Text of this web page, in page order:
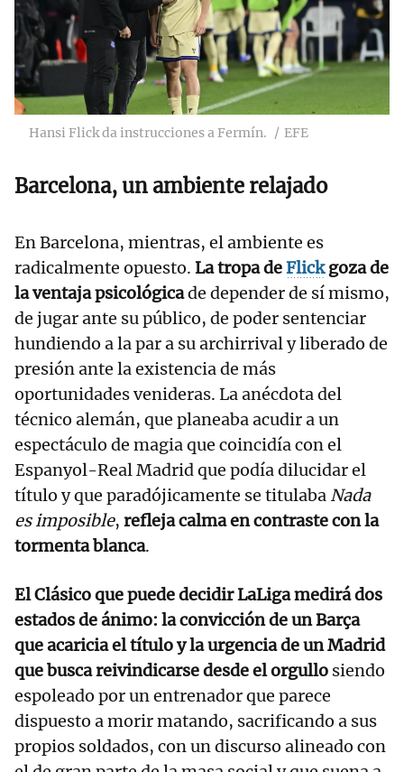
Hansi Flick da instrucciones a Fermín. EFE
Barcelona, un ambiente relajado
En Barcelona, mientras, el ambiente es
radicalmente opuesto. La tropa deFlickgoza de
la ventaja psicológicade depender de sí mismo,
de jugar ante su público, de poder sentenciar
hundiendo a la par a su archirrival y liberado de
presión ante la existencia de más
oportunidades venideras. La anécdota del
técnico alemán, que planeaba acudir a un
espectáculo de magia que coincidía con el
Espanyol-Real Madrid que podía dilucidar el
título y que paradójicamente se titulaba Nada
es imposible, refleja calma en contraste con la
tormenta blanca.
El Clásico que puede decidir LaLiga medirá dos
estados de ánimo: la convicción de un Barça
que acaricia el título y la urgencia de un Madrid
que busca reivindicarse desde el orgullo siendo
espoleado por un entrenador que parece
dispuesto a morir matando, sacrificando a sus
propios soldados, con un discurso alineado con